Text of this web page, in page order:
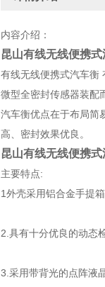
内容介绍：
昆山有线无线便携式
有线无线便携式汽车衡
微型全密封传感器装配
汽车衡优点在于布局简
高、密封效果优良。
昆山有线无线便携式
主要特点:
1外壳采用铝合金手提
2.具有十分优良的动态
3.采用带背光的点阵液